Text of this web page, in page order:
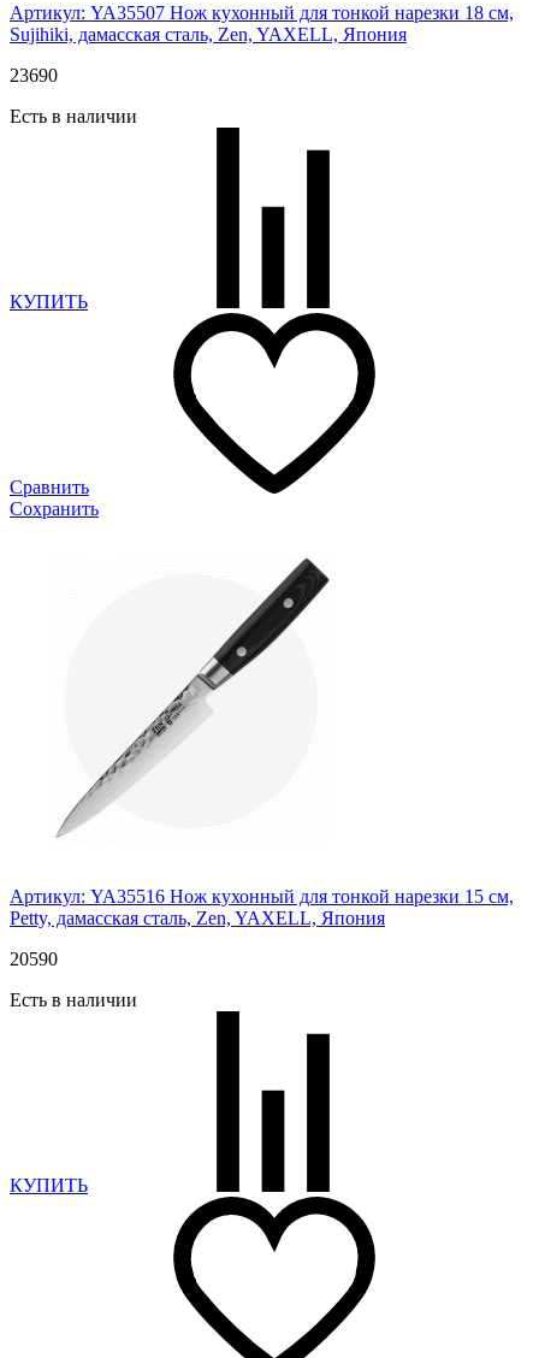
Артикул: YA35507 Нож кухонный для тонкой нарезки 18 см,
Sujihiki, дамасская сталь, Zen, YAXELL, Япония
23690
Есть в наличии
КУПИТЬ
Сравнить
Сохранить
Артикул: YA35516 Нож кухонный для тонкой нарезки 15 см,
Petty, дамасская сталь, Zen, YAXELL, Япония
20590
Есть в наличии
КУПИТЬ